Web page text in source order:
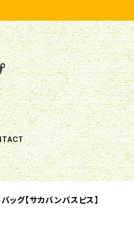
ッグ【サカバンバスピス】